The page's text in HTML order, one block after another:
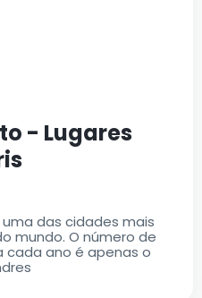
- Lugares
das cidades mais
mundo. O número de
cada ano é apenas o